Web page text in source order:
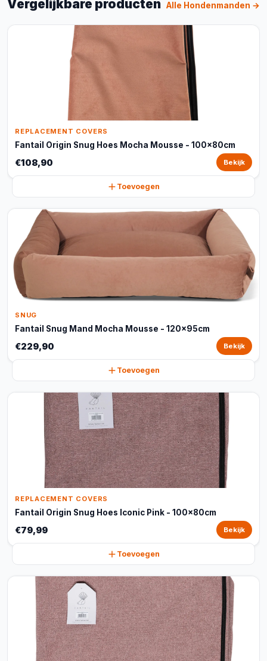
Vergelijkbare producten Alle Hondenmanden →
REPLACEMENT COVERS
Fantail Origin Snug Hoes Mocha Mousse - 100x80cm
€108,90 Bekijk
Toevoegen
SNUG
Fantail Snug Mand Mocha Mousse - 120x95cm
€229,90 Bekijk
Toevoegen
REPLACEMENT COVERS
Fantail Origin Snug Hoes Iconic Pink - 100x80cm
€79,99 Bekijk
Toevoegen